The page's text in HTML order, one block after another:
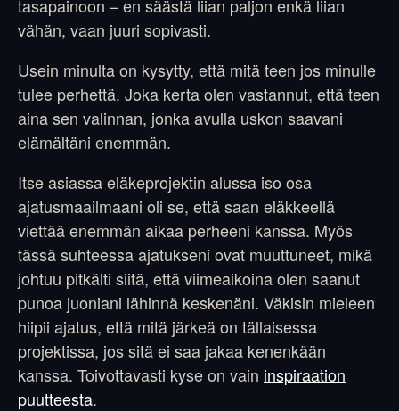
tasapainoon – en säästä liian paljon enkä liian
vähän, vaan juuri sopivasti.
Usein minulta on kysytty, että mitä teen jos minulle
tulee perhettä. Joka kerta olen vastannut, että teen
aina sen valinnan, jonka avulla uskon saavani
elämältäni enemmän.
Itse asiassa eläkeprojektin alussa iso osa
ajatusmaailmaani oli se, että saan eläkkeellä
viettää enemmän aikaa perheeni kanssa. Myös
tässä suhteessa ajatukseni ovat muuttuneet, mikä
johtuu pitkälti siitä, että viimeaikoina olen saanut
punoa juoniani lähinnä keskenäni. Väkisin mieleen
hiipii ajatus, että mitä järkeä on tällaisessa
projektissa, jos sitä ei saa jakaa kenenkään
kanssa. Toivottavasti kyse on vain inspiraation
puutteesta.